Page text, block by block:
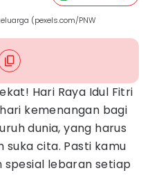
(pexels.com/PNW
Hari Raya Idul Fitri
kemenangan bagi
dunia, yang harus
suka cita. Pasti kamu
spesial lebaran setiap